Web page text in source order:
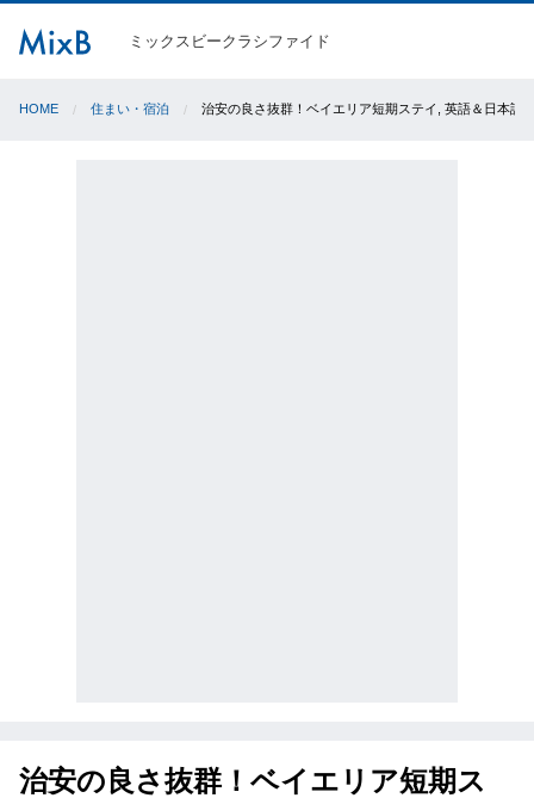
ミックスビークラシファイド
HOME 住まい・宿泊 治安の良さ抜群！ベイエリア短期ステイ, 英語＆日本語
治安の良さ抜群！ベイエリア短期ス